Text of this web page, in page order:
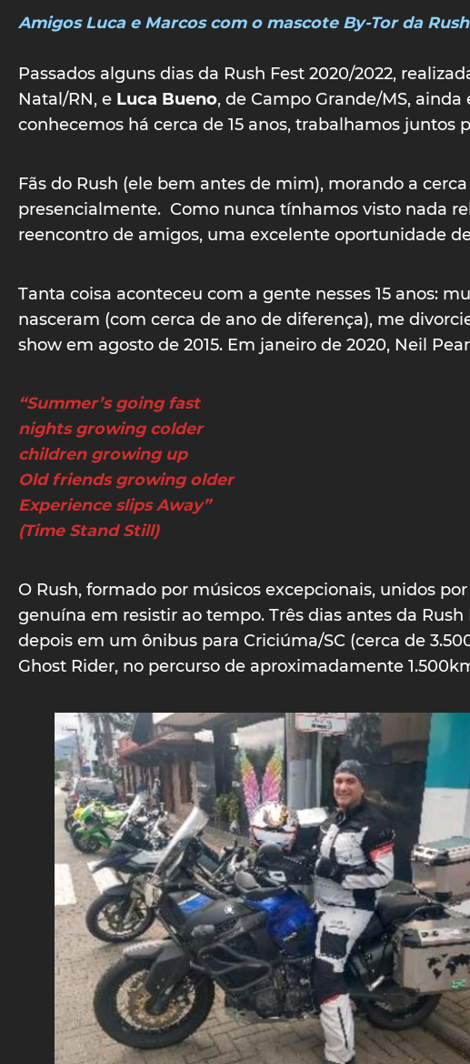
Amigos Luca e Marcos com o mascote By-Tor da
Passados alguns dias da Rush Fest 2020/2022,
Natal/RN, e Luca Bueno, de Campo Grande/MS,
conhecemos há cerca de 15 anos, trabalhamos
Fãs do Rush (ele bem antes de mim), morando a
presencialmente. Como nunca tínhamos visto nada
reencontro de amigos, uma excelente oportunidade
Tanta coisa aconteceu com a gente nesses 15 anos:
nasceram (com cerca de ano de diferença), me
show em agosto de 2015. Em janeiro de 2020, Neil
“Summer’s going fast
nights growing colder
children growing up
Old friends growing older
Experience slips Away”
(Time Stand Still)
O Rush, formado por músicos excepcionais, unidos
genuína em resistir ao tempo. Três dias antes da
depois em um ônibus para Criciúma/SC (cerca de
Ghost Rider, no percurso de aproximadamente